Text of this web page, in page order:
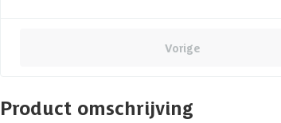
Vorige
Product omschrijving